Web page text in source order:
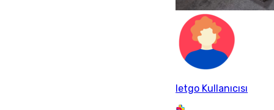
letgo Kullanıcısı